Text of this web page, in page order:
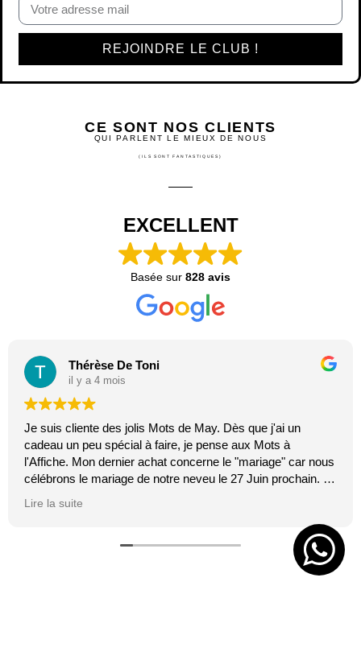
REJOINDRE LE CLUB !
CE SONT NOS CLIENTS
QUI PARLENT LE MIEUX DE NOUS
(ILS SONT FANTASTIQUES)
EXCELLENT
Basée sur 828 avis
Thérèse De Toni
il y a 4 mois
Je suis cliente des jolis Mots de May. Dès que j'ai un
cadeau un peu spécial à faire, je pense aux Mots à
l'Affiche. Mon dernier achat concerne le "mariage" car nous
célébrons le mariage de notre neveu le 27 Juin prochain. Je
Lire la suite